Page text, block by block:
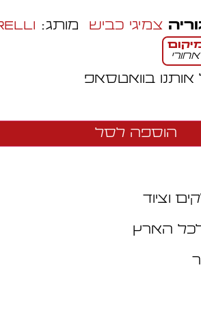
צמיגי כביש מותג:
אחורי
בוואטסאפ
הוספה לסל
וציוד
הארץ